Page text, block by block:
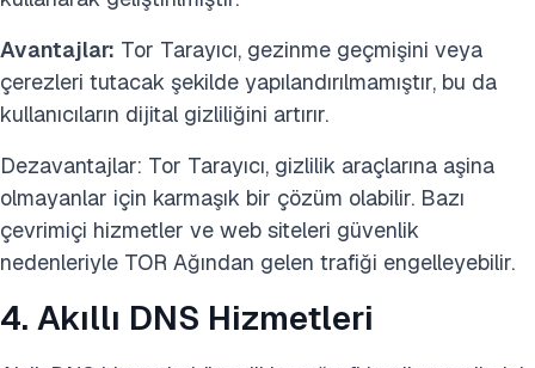
Avantajlar: Tor Tarayıcı, gezinme geçmişini veya
çerezleri tutacak şekilde yapılandırılmamıştır, bu da
kullanıcıların dijital gizliliğini artırır.
Dezavantajlar: Tor Tarayıcı, gizlilik araçlarına aşina
olmayanlar için karmaşık bir çözüm olabilir. Bazı
çevrimiçi hizmetler ve web siteleri güvenlik
nedenleriyle TOR Ağından gelen trafiği engelleyebilir.
4. Akıllı DNS Hizmetleri